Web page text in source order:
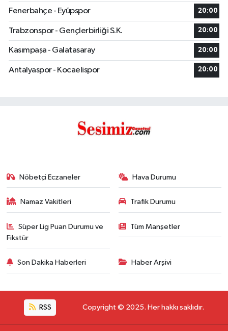
Fenerbahçe - Eyüpspor 20:00
Trabzonspor - Gençlerbirliği S.K. 20:00
Kasımpaşa - Galatasaray 20:00
Antalyaspor - Kocaelispor 20:00
Nöbetçi Eczaneler Hava Durumu
Namaz Vakitleri Trafik Durumu
Süper Lig Puan Durumu ve
Fikstür
Tüm Manşetler
Son Dakika Haberleri Haber Arşivi
RSS Copyright © 2025. Her hakkı saklıdır.